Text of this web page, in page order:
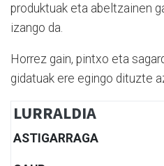
produktuak eta abeltzainen
izango da.
Horrez gain, pintxo eta
gidatuak ere egingo dituzte
LURRALDIA
ASTIGARRAGA